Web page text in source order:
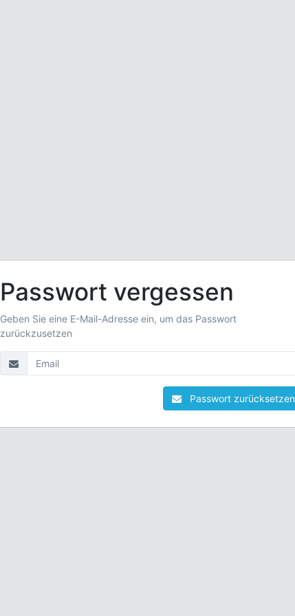
Passwort vergessen
Geben Sie eine E-Mail-Adresse ein, um das Passwort
zurückzusetzen
Passwort zurücksetzen